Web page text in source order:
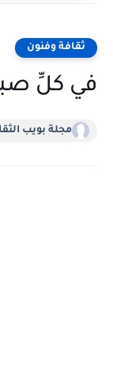
ثقافة وفنون
في كلِّ
مجلة بويب